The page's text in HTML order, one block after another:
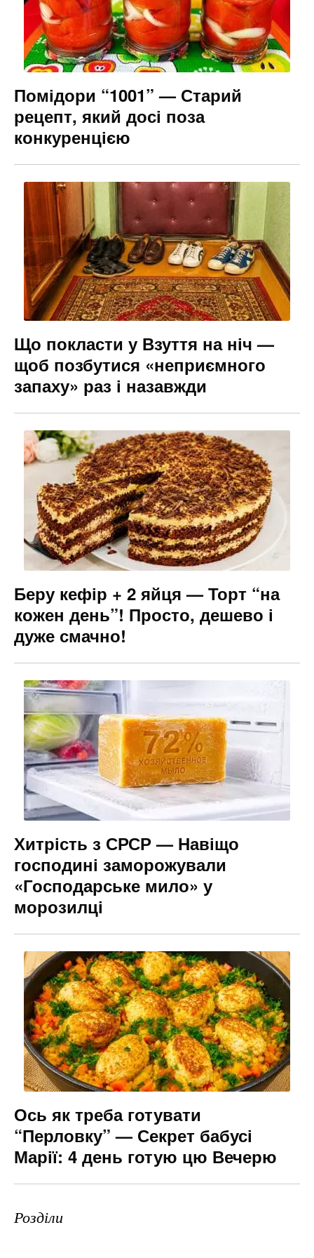
Помідори “1001” — Старий
рецепт, який досі поза
конкуренцією
Що покласти у Взуття на ніч —
щоб позбутися «неприємного
запаху» раз і назавжди
Беру кефір + 2 яйця — Торт “на
кожен день”! Просто, дешево і
дуже смачно!
Хитрість з СРСР — Навіщо
господині заморожували
«Господарське мило» у
морозилці
Ось як треба готувати
“Перловку” — Секрет бабусі
Марії: 4 день готую цю Вечерю
Розділи